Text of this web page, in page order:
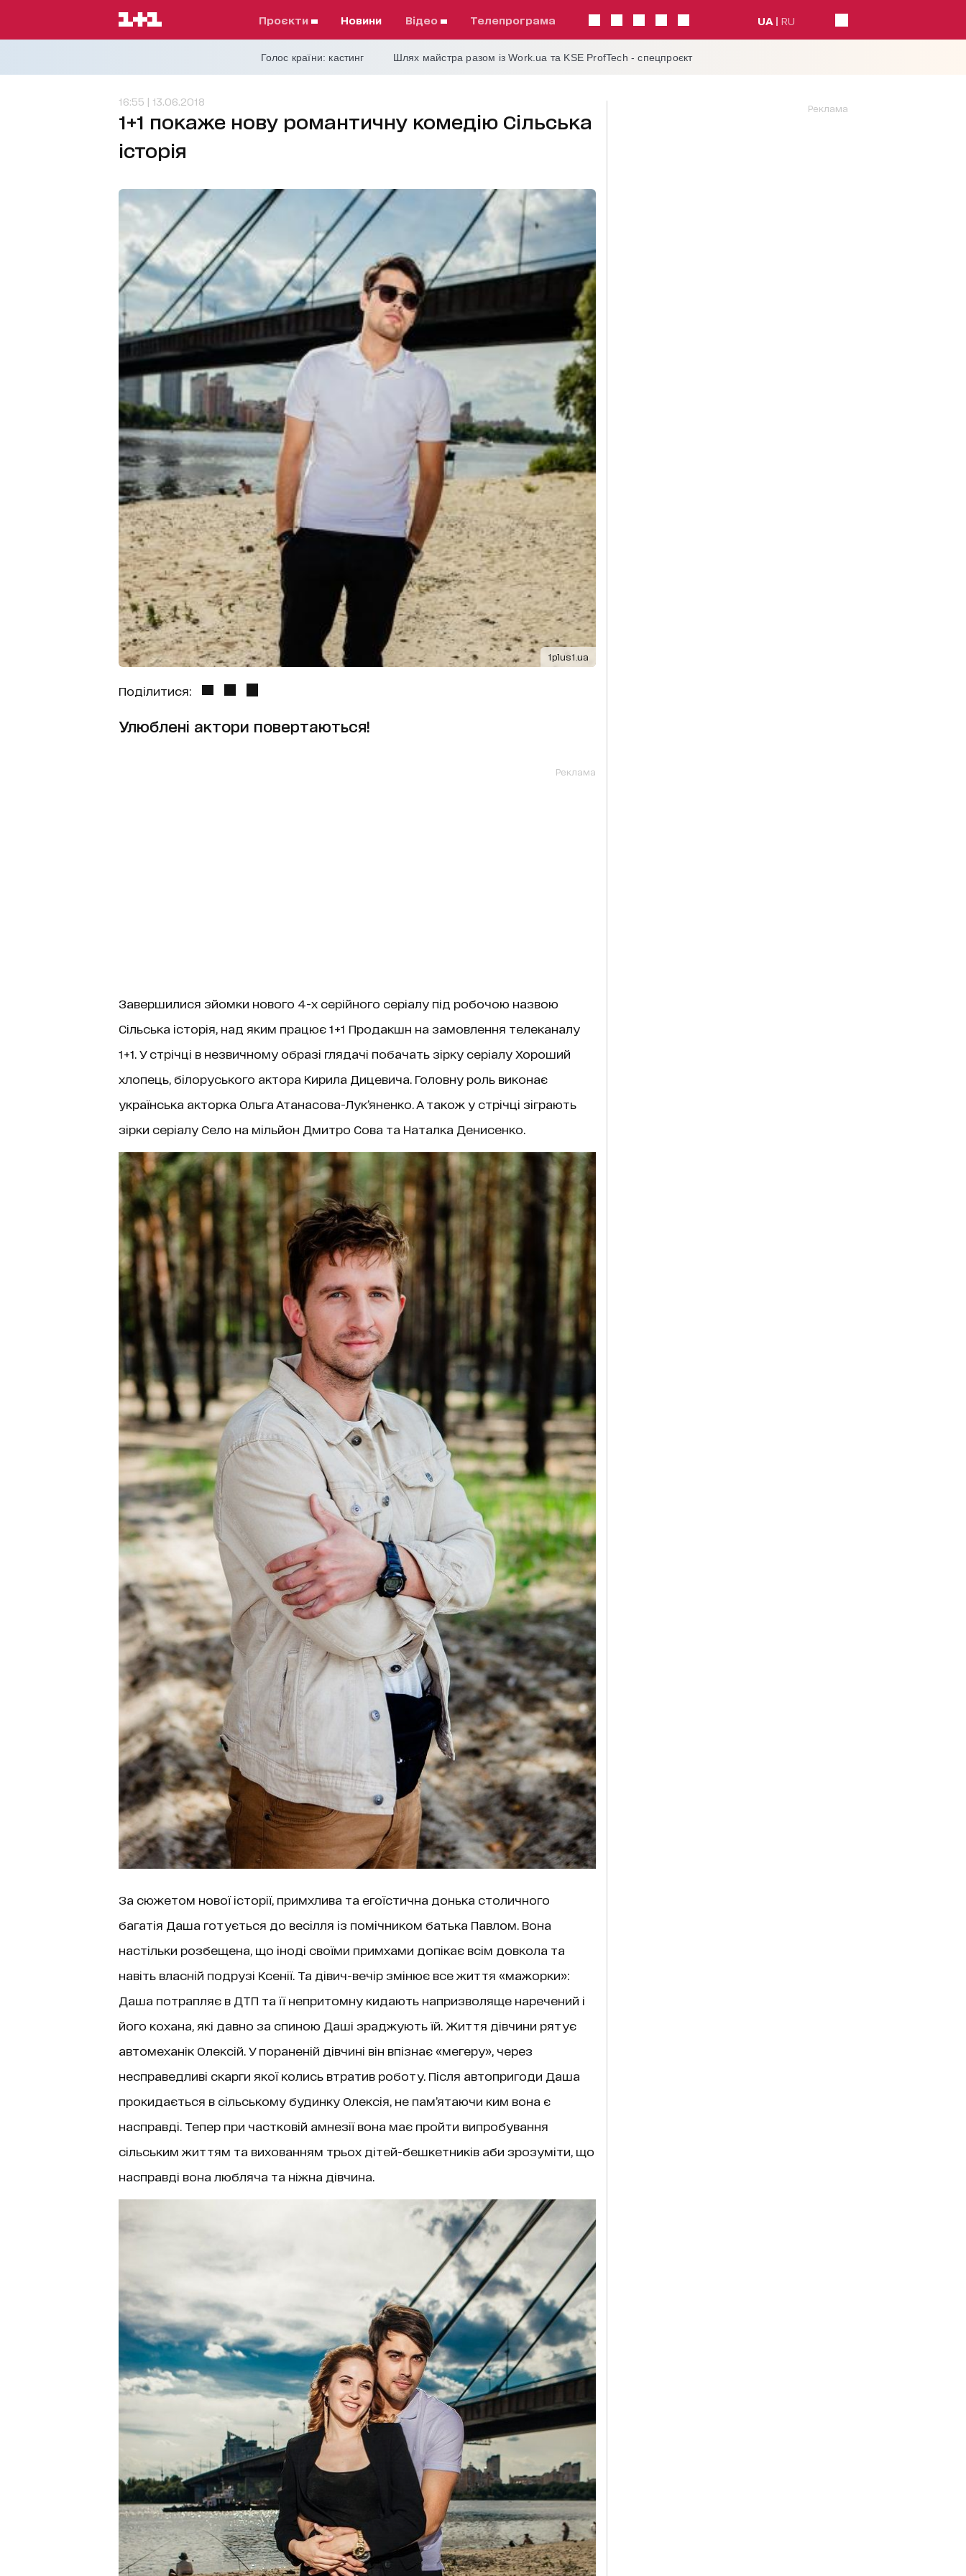
проєкти Новини відео телепрограма UA RU
Голос країни: кастинг Шлях майстра разом із Work.ua та KSE ProfTech - спецпроєкт
16:55 | 13.06.2018
1+1 покаже нову романтичну комедію Сільська
історія
1plus1.ua
Поділитися:
Улюблені актори повертаються!
Реклама
Завершилися зйомки нового 4-х серійного серіалу під робочою назвою
Сільська історія, над яким працює 1+1 Продакшн на замовлення телеканалу
1+1. У стрічці в незвичному образі глядачі побачать зірку серіалу Хороший
хлопець, білоруського актора Кирила Дицевича. Головну роль виконає
українська акторка Ольга Атанасова-Лук’яненко. А також у стрічці зіграють
зірки серіалу Село на мільйон Дмитро Сова та Наталка Денисенко.
За сюжетом нової історії, примхлива та егоїстична донька столичного
багатія Даша готується до весілля із помічником батька Павлом. Вона
настільки розбещена, що іноді своїми примхами допікає всім довкола та
навіть власній подрузі Ксенії. Та дівич-вечір змінює все життя «мажорки»:
Даша потрапляє в ДТП та її непритомну кидають напризволяще наречений і
його кохана, які давно за спиною Даші зраджують їй. Життя дівчини рятує
автомеханік Олексій. У пораненій дівчині він впізнає «мегеру», через
несправедливі скарги якої колись втратив роботу. Після автопригоди Даша
прокидається в сільському будинку Олексія, не пам’ятаючи ким вона є
насправді. Тепер при частковій амнезії вона має пройти випробування
сільським життям та вихованням трьох дітей-бешкетників аби зрозуміти, що
насправді вона любляча та ніжна дівчина.
Реклама